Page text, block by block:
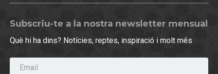
Subscriu-te a la nostra newsletter mensual
Què hi ha dins? Notícies, reptes, inspiració i molt més
Email